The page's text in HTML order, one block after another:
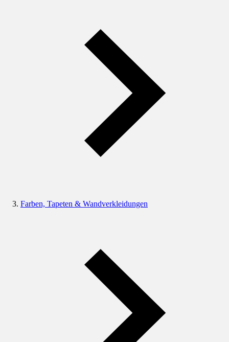
Farben, Tapeten & Wandverkleidungen